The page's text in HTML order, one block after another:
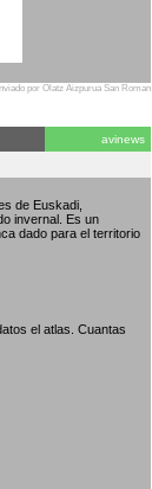
por Olatz Aizpurua San Roman
avinews
de Euskadi,
invernal. Es un
dado para el territorio
el atlas. Cuantas